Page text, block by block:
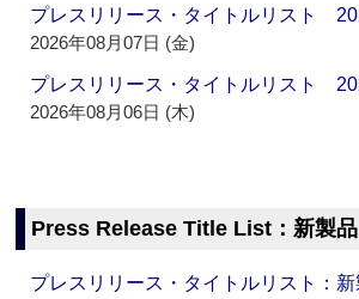
プレスリリース・タイトルリスト
2026年08月07日 (金)
プレスリリース・タイトルリスト
2026年08月06日 (木)
Press Release Title List：新製品
プレスリリース・タイトルリスト：